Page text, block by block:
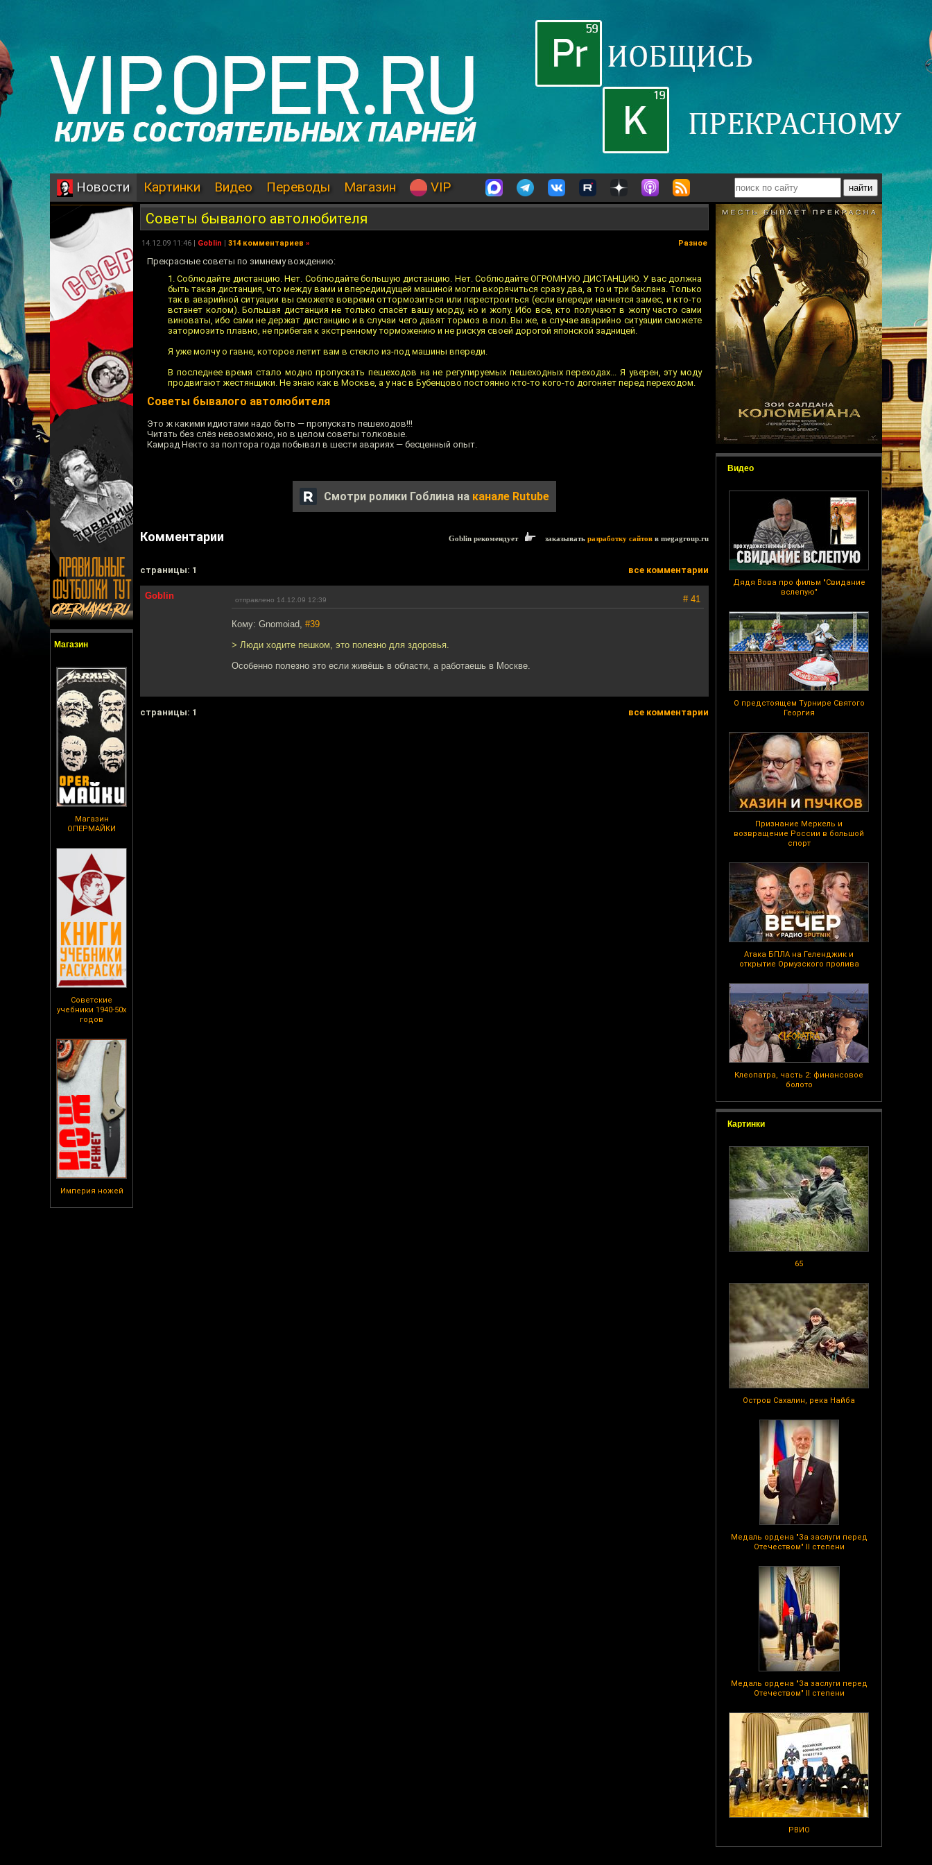
Новости Картинки Видео Переводы Магазин VIP
Магазин
Магазин
ОПЕРМАЙКИ
Советские
учебники 1940-50х
годов
Империя ножей
Видео
Дядя Вова про фильм "Свидание
вслепую"
О предстоящем Турнире Святого
Георгия
Признание Меркель и
возвращение России в большой
спорт
Атака БПЛА на Геленджик и
открытие Ормузского пролива
Клеопатра, часть 2: финансовое
болото
Картинки
65
Остров Сахалин, река Найба
Медаль ордена "За заслуги перед
Отечеством" II степени
Медаль ордена "За заслуги перед
Отечеством" II степени
РВИО
Советы бывалого автолюбителя
14.12.09 11:46 | Goblin | 314 комментариев » Разное
Прекрасные советы по зимнему вождению:
1. Соблюдайте дистанцию. Нет. Соблюдайте большую дистанцию. Нет. Соблюдайте ОГРОМНУЮ ДИСТАНЦИЮ. У вас должна
быть такая дистанция, что между вами и впередиидущей машиной могли вкорячиться сразу два, а то и три баклана. Только
так в аварийной ситуации вы сможете вовремя оттормозиться или перестроиться (если впереди начнется замес, и кто-то
встанет колом). Большая дистанция не только спасёт вашу морду, но и жопу. Ибо все, кто получают в жопу часто сами
виноваты, ибо сами не держат дистанцию и в случаи чего давят тормоз в пол. Вы же, в случае аварийно ситуации сможете
затормозить плавно, не прибегая к экстренному торможению и не рискуя своей дорогой японской задницей.
Я уже молчу о гавне, которое летит вам в стекло из-под машины впереди.
В последнее время стало модно пропускать пешеходов на не регулируемых пешеходных переходах... Я уверен, эту моду
продвигают жестянщики. Не знаю как в Москве, а у нас в Бубенцово постоянно кто-то кого-то догоняет перед переходом.
Советы бывалого автолюбителя
Это ж какими идиотами надо быть — пропускать пешеходов!!!
Читать без слёз невозможно, но в целом советы толковые.
Камрад Некто за полтора года побывал в шести авариях — бесценный опыт.
Смотри ролики Гоблина на канале Rutube
Комментарии Goblin рекомендует заказывать разработку сайтов в megagroup.ru
cтраницы: 1 все комментарии
Goblin отправлено 14.12.09 12:39 # 41
Кому: Gnomoiad, #39
> Люди ходите пешком, это полезно для здоровья.
Особенно полезно это если живёшь в области, а работаешь в Москве.
cтраницы: 1 все комментарии